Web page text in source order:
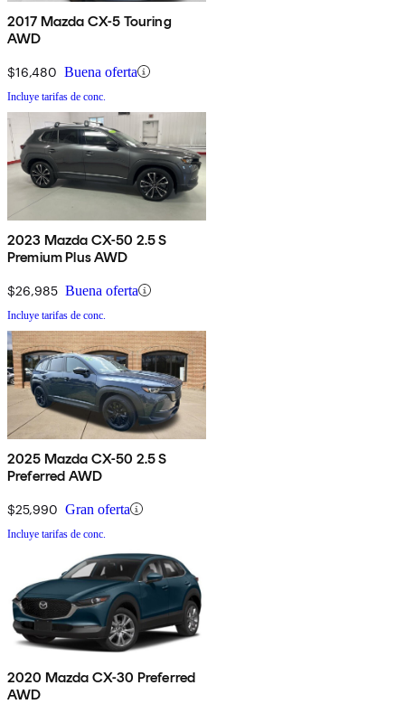
2017 Mazda CX-5 Touring
AWD
$16,480 Buena oferta
Incluye tarifas de conc.
2023 Mazda CX-50 2.5 S
Premium Plus AWD
$26,985 Buena oferta
Incluye tarifas de conc.
2025 Mazda CX-50 2.5 S
Preferred AWD
$25,990 Gran oferta
Incluye tarifas de conc.
2020 Mazda CX-30 Preferred
AWD